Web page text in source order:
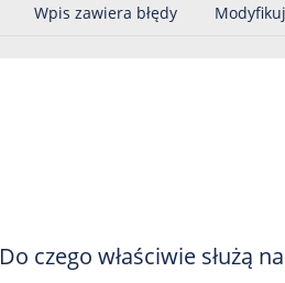
Wpis zawiera błędy
Do czego właściwie służą